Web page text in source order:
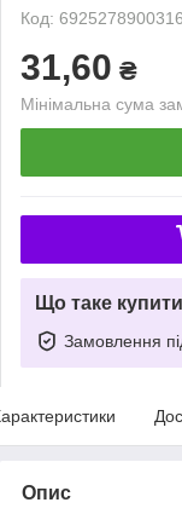
Код: 6925278900316
31,60 ₴
Мінімальна сума
Що таке
Замовлення
Опис